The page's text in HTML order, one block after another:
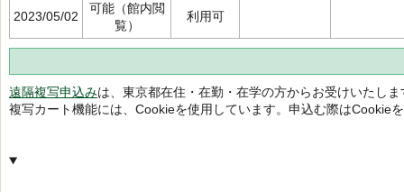
2023/05/02
可能（館内閲
覧）
利用可
遠隔複写申込みは、東京都在住・在勤・在学の方からお受けいたしま
複写カート機能には、Cookieを使用しています。申込む際はCookie